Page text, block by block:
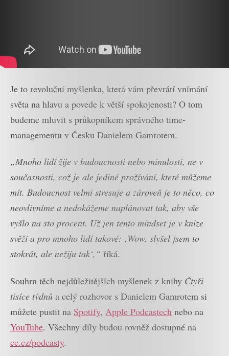
Je to revoluční myšlenka, která vám převrátí vnímání
světa na hlavu a povede k větší spokojenosti? O tom
budeme mluvit s průkopníkem správného time-
managementu v Česku Danielem Gamrotem.
„Mnoho lidí žije v budoucnosti nebo minulosti, ne v
současnosti, což je ale jediné prožívání, které můžeme
mít. Budoucnost velmi stresuje a zároveň je to něco, co
neovlivníme a nedokážeme naplánovat tak, aby vše
vyšlo na sto procent. Už jen tento mindset je v knize
svěží a pro mnoho lidí takové: ‚Wow, slyšel jsem to
stokrát, ale nežiju tak‘,“ říká.
Souhrn těch nejdůležitějších myšlenek z knihy Čtyři
tisíce týdnů a celý rozhovor s Danielem Gamrotem si
můžete pustit na Spotify, Apple Podcastech nebo na
YouTube. Všechny díly budou rovněž dostupné na
cc.cz/podcasty.